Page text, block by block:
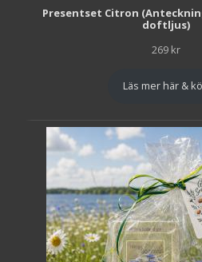
Presentset Citron
doftljus)
269 kr
Läs mer här &